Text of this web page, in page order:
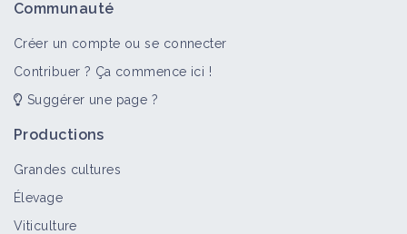
Communauté
Créer un compte ou se connecter
Contribuer ? Ça commence ici !
Suggérer une page ?
Productions
Grandes cultures
Élevage
Viticulture